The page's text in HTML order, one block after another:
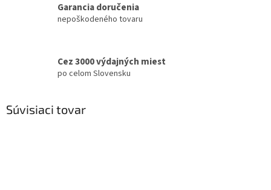
Garancia doručenia
nepoškodeného tovaru
Cez 3000 výdajných miest
po celom Slovensku
Súvisiaci tovar